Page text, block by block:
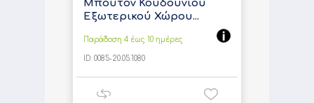
Μπουτόν Κουδουνιού
Εξωτερικού Χώρου...
Παράδοση 4 έως 10 ημέρες
ID: 0085-20.05.1080